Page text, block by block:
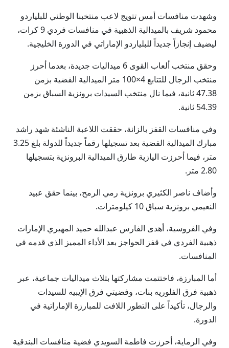
وشهدت منافسات أمس تتويج لاعب منتخبنا الوطني للبلياردو
محمود شريف بالميدالية الذهبية في منافسات فردي 9 كرات،
ليضيف إنجازاً جديداً للبلياردو الإماراتي في الدورة الخليجية.
وحقق منتخب ألعاب القوى 6 ميداليات جديدة، بعدما أحرز
منتخب الرجال للتتابع 4×100 متر الميدالية الفضية بزمن
47.38 ثانية، فيما نال منتخب السيدات برونزية السباق بزمن
54.39 ثانية.
وفي منافسات القفز بالزانة، حققت اللاعبة الناشئة شهد راشد
مبارك الميدالية الفضية بعد تسجيلها رقماً جديداً للدولة بلغ 3.25
متر، فيما أحرزت اليازية طارق الميدالية البرونزية بتسجيلها
2.80 متر.
وأضاف ناصر الكثيري برونزية رمي الرمح، بينما حقق عبيد
النعيمي برونزية سباق 10 كيلومترات.
وفي الفروسية، أهدى الفارس عبدالله حميد المهيري الإمارات
ذهبية الفردي في قفز الحواجز بعد الأداء المميز الذي قدمه في
المنافسات.
أما المبارزة، فاختتمت مشاركتها بثلاث ميداليات جماعية، عبر
ذهبية فرق الفلوريه بنات، وفضيتي فرق الإيبيه للسيدات
والرجال، تأكيداً على التطور اللافت للمبارزة الإماراتية في
الدورة.
وفي الرماية، أحرزت فاطمة السويدي فضية منافسات البندقية